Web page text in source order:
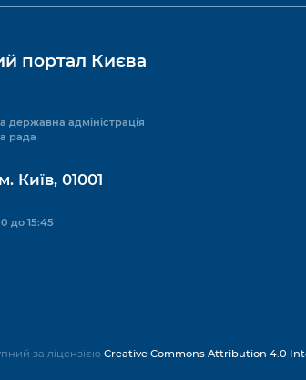
портал Києва
державна адміністрація
рада
Київ, 01001
до 15:45
за ліцензією Creative Commons Attribution 4.0